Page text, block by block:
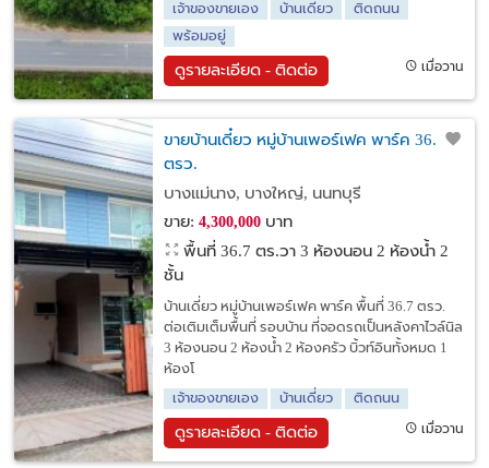
เจ้าของขายเอง
บ้านเดี่ยว
ติดถนน
พร้อมอยู่
ดูรายละเอียด - ติดต่อ เมื่อวาน
ขายบ้านเดี๋ยว หมู่บ้านเพอร์เฟค พาร์ค 36.7
ตรว.
บางแม่นาง, บางใหญ่, นนทบุรี
ขาย: 4,300,000บาท
พื้นที่ 36.7 ตร.วา 3 ห้องนอน 2 ห้องน้ำ 2
ชั้น
บ้านเดี่ยว หมู่บ้านเพอร์เฟค พาร์ค พื้นที่ 36.7 ตรว.
ต่อเติมเต็มพื้นที่ รอบบ้าน ที่จอดรถเป็นหลังคาไวล์นิล
3 ห้องนอน 2 ห้องน้ำ 2 ห้องครัว บิ้วท์อินทั้งหมด 1
ห้องโ
เจ้าของขายเอง
บ้านเดี่ยว ติดถนน
ดูรายละเอียด - ติดต่อ เมื่อวาน